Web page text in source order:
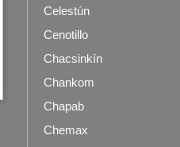
Celestún
Cenotillo
Chacsinkín
Chankom
Chapab
Chemax